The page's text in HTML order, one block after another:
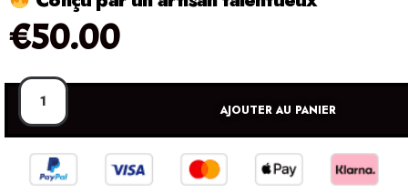
€50.00
AJOUTER AU PANIER